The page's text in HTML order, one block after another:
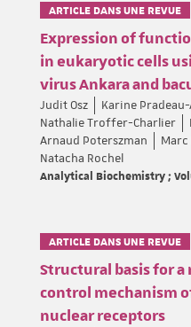
ARTICLE DANS UNE REVUE
Expression of
in eukaryotic cells
virus Ankara and
Judit Osz Karine
Nathalie Troffer-Charlier
Arnaud Poterszman
Natacha Rochel
Analytical Biochemistry ;
ARTICLE DANS UNE REVUE
Structural basis for
control mechanism
nuclear receptors